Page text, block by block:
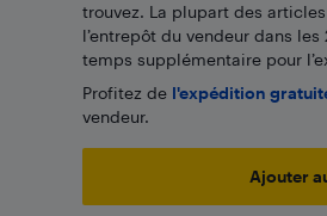
trouvez. La plupart des
l’entrepôt du vendeur dans
temps supplémentaire pour
Profitez de l'expédition
vendeur.
Ajouter